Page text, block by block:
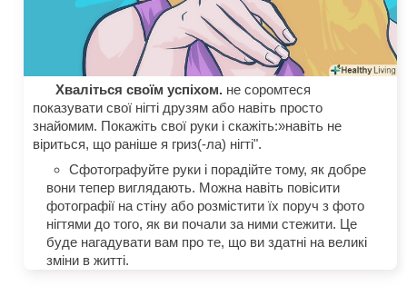
Хваліться своїм успіхом. не соромтеся
показувати свої нігті друзям або навіть просто
знайомим. Покажіть свої руки і скажіть:»навіть не
віриться, що раніше я гриз(-ла) нігті".
Сфотографуйте руки і порадійте тому, як добре
вони тепер виглядають. Можна навіть повісити
фотографії на стіну або розмістити їх поруч з фото
нігтями до того, як ви почали за ними стежити. Це
буде нагадувати вам про те, що ви здатні на великі
зміни в житті.